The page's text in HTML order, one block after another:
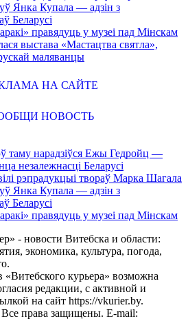
Янка Купала — адзін з
Беларусі
правядуць у музеі пад Мінскам
выстава «Мастацтва святла»,
маляванцы
НА САЙТЕ
НОВОСТЬ
таму нарадзіўся Ежы Гедройц —
незалежнасці Беларусі
рэпрадукцыі твораў Марка Шагала
Янка Купала — адзін з
Беларусі
правядуць у музеі пад Мінскам
- новости Витебска и области:
экономика, культура, погода,
«Витебского курьера» возможна
редакции, с активной и
на сайт https://vkurier.by.
права защищены. E-mail: